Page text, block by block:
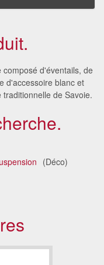
d'éventails, de
d'accessoire blanc et
de Savoie.
(Déco)